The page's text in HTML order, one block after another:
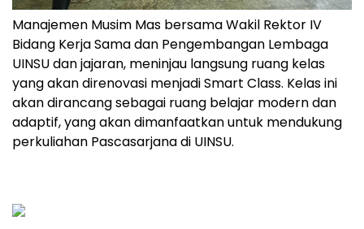
Manajemen Musim Mas bersama Wakil Rektor IV
Bidang Kerja Sama dan Pengembangan Lembaga
UINSU dan jajaran, meninjau langsung ruang kelas
yang akan direnovasi menjadi Smart Class. Kelas ini
akan dirancang sebagai ruang belajar modern dan
adaptif, yang akan dimanfaatkan untuk mendukung
perkuliahan Pascasarjana di UINSU.